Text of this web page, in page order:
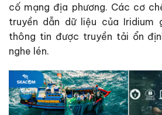
cố mạng địa phương. Các cơ
truyền dẫn dữ liệu của Iridium
thông tin được truyền tải ổn
nghe lén.